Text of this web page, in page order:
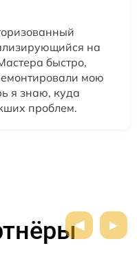
на
быстро,
мою
я знаю, куда
проблем.